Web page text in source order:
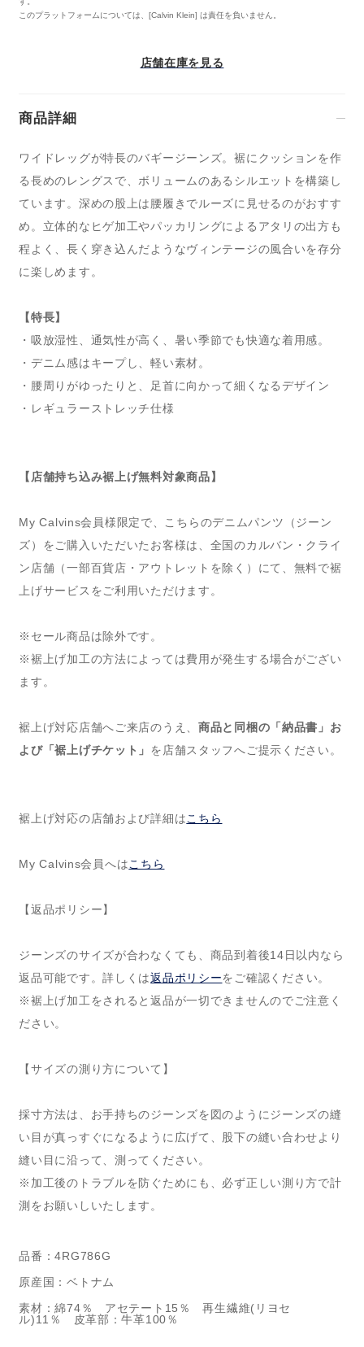
このプラットフォームについては、[Calvin Klein] は責任を負いません。
店舗在庫を見る
商品詳細
ワイドレッグが特長のバギージーンズ。裾にクッションを作
る長めのレングスで、ボリュームのあるシルエットを構築し
ています。深めの股上は腰履きでルーズに見せるのがおすす
め。立体的なヒゲ加工やパッカリングによるアタリの出方も
程よく、長く穿き込んだようなヴィンテージの風合いを存分
に楽しめます。
【特長】
・吸放湿性、通気性が高く、暑い季節でも快適な着用感。
・デニム感はキープし、軽い素材。
・腰周りがゆったりと、足首に向かって細くなるデザイン
・レギュラーストレッチ仕様
【店舗持ち込み裾上げ無料対象商品】
My Calvins会員様限定で、こちらのデニムパンツ（ジーン
ズ）をご購入いただいたお客様は、全国のカルバン・クライ
ン店舗（一部百貨店・アウトレットを除く）にて、無料で裾
上げサービスをご利用いただけます。
※セール商品は除外です。
※裾上げ加工の方法によっては費用が発生する場合がござい
ます。
裾上げ対応店舗へご来店のうえ、商品と同梱の「納品書」お
よび「裾上げチケット」 を店舗スタッフへご提示ください。
裾上げ対応の店舗および詳細はこちら
My Calvins会員へはこちら
【返品ポリシー】
ジーンズのサイズが合わなくても、商品到着後14日以内なら
返品可能です。詳しくは返品ポリシーをご確認ください。
※裾上げ加工をされると返品が一切できませんのでご注意く
ださい。
【サイズの測り方について】
採寸方法は、お手持ちのジーンズを図のようにジーンズの縫
い目が真っすぐになるように広げて、股下の縫い合わせより
縫い目に沿って、測ってください。
※加工後のトラブルを防ぐためにも、必ず正しい測り方で計
測をお願いしいたします。
品番：4RG786G
原産国：ベトナム
素材：綿74％ アセテート15％ 再生繊維(リヨセ
ル)11％ 皮革部：牛革100％